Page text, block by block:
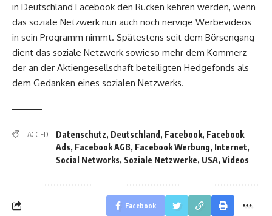
in Deutschland Facebook den Rücken kehren werden, wenn
das soziale Netzwerk nun auch noch nervige Werbevideos
in sein Programm nimmt. Spätestens seit dem Börsengang
dient das soziale Netzwerk sowieso mehr dem Kommerz
der an der Aktiengesellschaft beteiligten Hedgefonds als
dem Gedanken eines sozialen Netzwerks.
TAGGED: Datenschutz, Deutschland , Facebook, Facebook
Ads, Facebook AGB, Facebook Werbung, Internet,
Social Networks, Soziale Netzwerke, USA, Videos
Facebook